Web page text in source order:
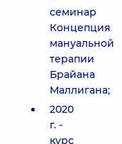
семинар
Концепция
мануальной
терапии
Брайана
Маллигана;
2020
г. -
курс